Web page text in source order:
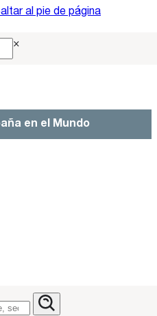
al pie de página
×
en el Mundo